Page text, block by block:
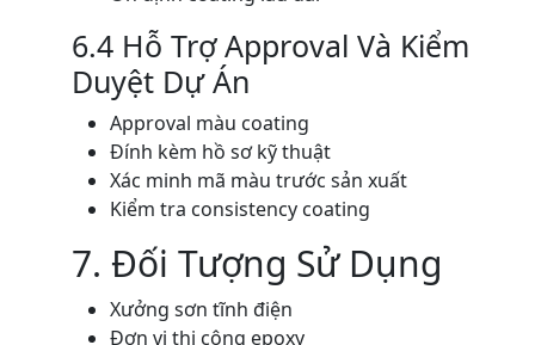
6.4 Hỗ Trợ Approval Và Kiểm
Duyệt Dự Án
Approval màu coating
Đính kèm hồ sơ kỹ thuật
Xác minh mã màu trước sản xuất
Kiểm tra consistency coating
7. Đối Tượng Sử Dụng
Xưởng sơn tĩnh điện
Đơn vị thi công epoxy